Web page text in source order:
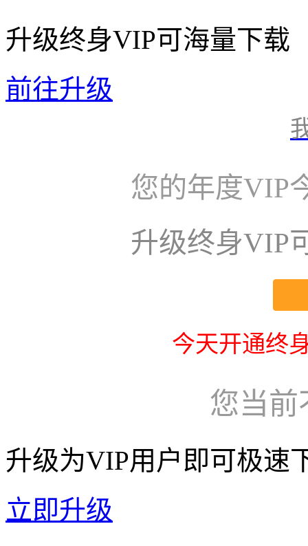
升级终身VIP可海量下载
前往升级
您的年度VIP
升级终身VIP
今天开通终
您当前
升级为VIP用户即可极速
立即升级